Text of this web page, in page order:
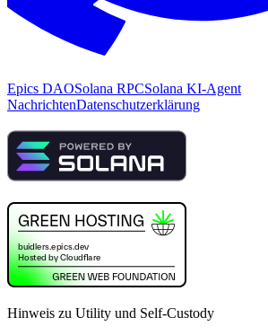
Epics DAOSolana RPCSolana KI-Agent
NachrichtenDatenschutzerklärung
Hinweis zu Utility und Self-Custody